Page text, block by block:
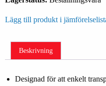
Lägg till produkt i
Beskrivning
Designad för att enkelt